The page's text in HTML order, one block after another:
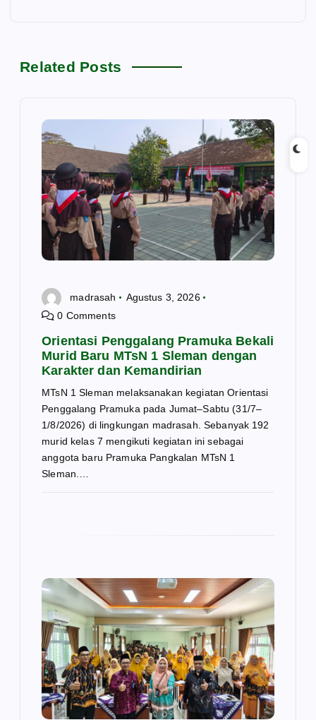
s
Related Posts
madrasah
Agustus 3, 2026
0 Comments
Orientasi Penggalang Pramuka Bekali
Murid Baru MTsN 1 Sleman dengan
Karakter dan Kemandirian
MTsN 1 Sleman melaksanakan kegiatan Orientasi
Penggalang Pramuka pada Jumat–Sabtu (31/7–
1/8/2026) di lingkungan madrasah. Sebanyak 192
murid kelas 7 mengikuti kegiatan ini sebagai
anggota baru Pramuka Pangkalan MTsN 1
Sleman.…